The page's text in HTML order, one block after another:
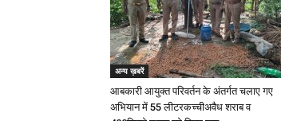
अन्य ख़बरें
आबकारी आयुक्त परिवर्तन के अंतर्गत चलाए गए
अभियान में 55 लीटरकच्चीअवैध शराब व